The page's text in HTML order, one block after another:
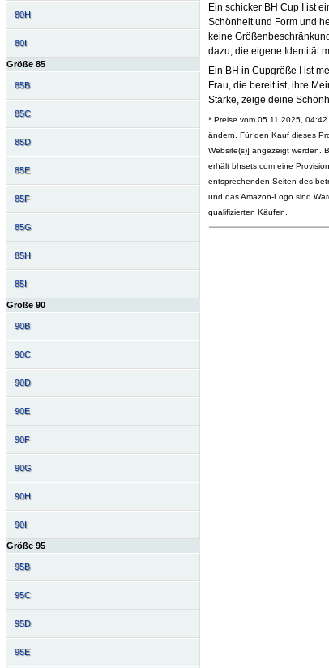
80H
80I
Größe 85
85B
85C
85D
85E
85F
85G
85H
85I
Größe 90
90B
90C
90D
90E
90F
90G
90H
90I
Größe 95
95B
95C
95D
95E
Ein schicker BH Cup I ist
Schönheit und Form und
keine
dazu, die eigene Identität
Ein BH in Cupgröße I ist
Frau, die bereit ist, ihre
Stärke, zeige deine
* Preise vom 05.11.2025,
ändern. Für den Kauf dieses
Website(s)] angezeigt werden.
erhält bhsets.com eine
entsprechenden Seiten des
und das Amazon-Logo sind
qualifizierten Käufen.